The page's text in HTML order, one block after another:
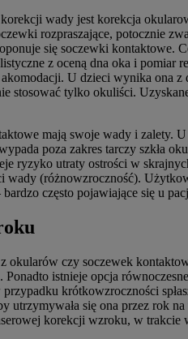
wady jest korekcja
rozpraszające, potocznie
się soczewki kontaktowe.
z oceną dna oka i
U dzieci wynika ona z
stosować tylko okuliści.
mają swoje wady i zalety.
poza zakres tarczy szkła
ryzyko utraty ostrości w
wady (różnowzroczność).
często pojawiające się u
okularów czy soczewek
istnieje opcja
krótkowzroczności
utrzymywała się ona przez rok
korekcji wzroku, w